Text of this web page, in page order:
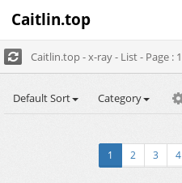
Caitlin.top
Caitlin.top - x-ray - List - Page : 1
Default Sort Category
1 2 3 4